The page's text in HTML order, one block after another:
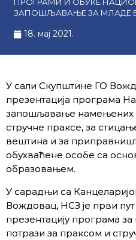
ЗАПОШЉАВАЊЕ ЗА МЛАДЕ
18. мај 2021.
У сали Скупштине ГО
презентација програма
запошљавање намењених
стручне праксе, за
вештина и за
обухваћене особе са
образовањем.
У сарадњи са
Вождовац, НСЗ је први
презентацију програма
потрази за праксом и